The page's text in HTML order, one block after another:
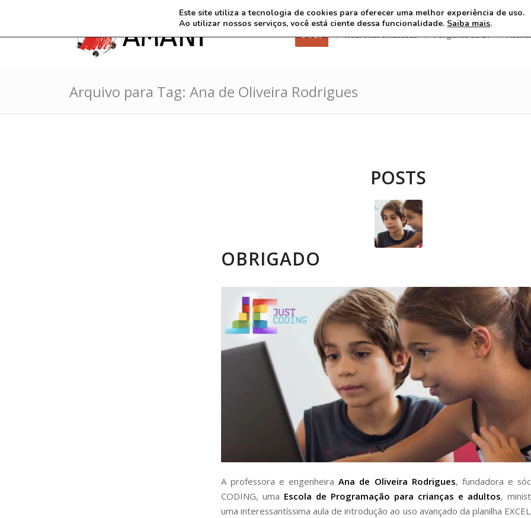
3 8 26 Neurofibromatoses Pergunte ao Dr
Arquivo para Tag: Ana de Oliveira Rodrigues
POSTS
OBRIGADO
A professora e engenheiraAna de Oliveira Rodrigues, fundadora e
CODING, uma Escola de Programação para crianças e adultos,
uma interessantíssima aula de introdução ao uso avançado da planilha
Este site utiliza a tecnologia de cookies para oferecer uma melhor experiência de uso.
Ao utilizar nossos serviços, você está ciente dessa funcionalidade. Saiba mais.